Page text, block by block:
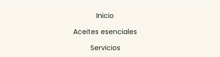
Inicio
Aceites esenciales
Servicios